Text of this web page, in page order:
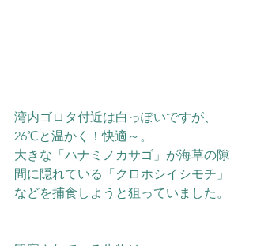
湾内ゴロタ付近は白っぽいですが、
26℃と温かく！快適～。
大きな「ハナミノカサゴ」が海草の隙
間に隠れている「クロホシイシモチ」
などを捕食しようと狙っていました。